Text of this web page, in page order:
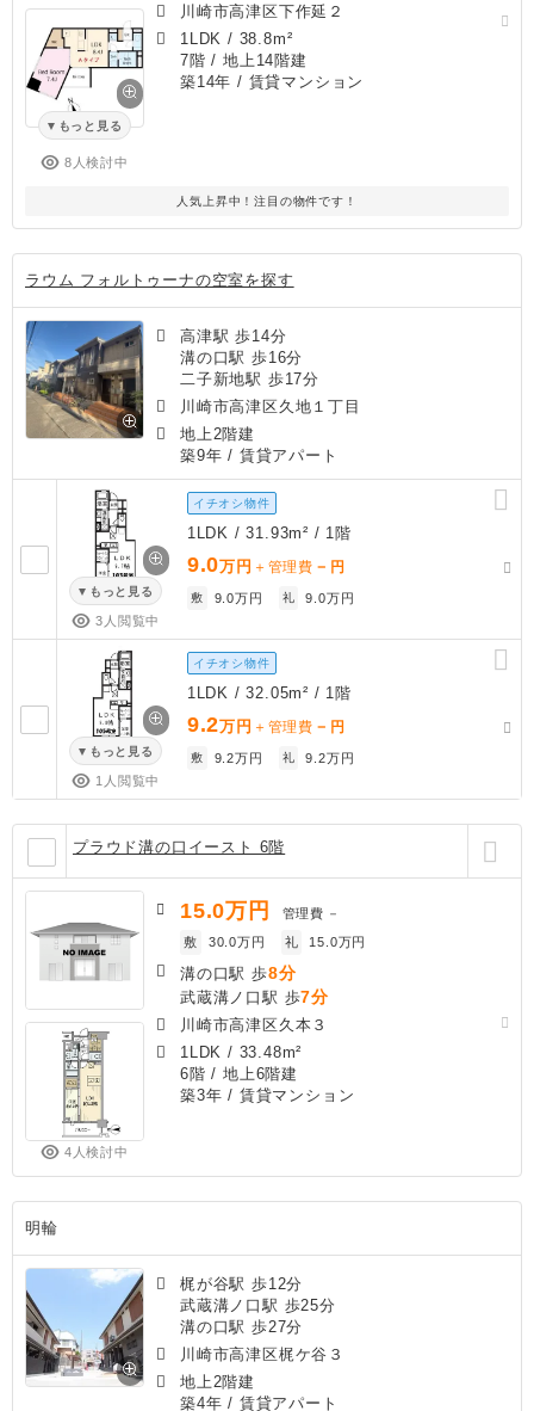
もっと見る
8人検討中
川崎市高津区下作延２
1LDK / 38.8m²
7階 / 地上14階建
築14年 / 賃貸マンション
人気上昇中！注目の物件です！
ラウム フォルトゥーナの空室を探す
高津駅 歩14分
溝の口駅 歩16分
二子新地駅 歩17分
川崎市高津区久地１丁目
地上2階建
築9年 / 賃貸アパート
もっと見る
3人閲覧中
イチオシ物件
1LDK / 31.93m² / 1階
9.0万円 ＋管理費 － 円
敷 9.0万円 礼 9.0万円
もっと見る
1人閲覧中
イチオシ物件
1LDK / 32.05m² / 1階
9.2万円 ＋管理費 － 円
敷 9.2万円 礼 9.2万円
プラウド溝の口イースト 6階
4人検討中
15.0万円 管理費 －
敷
30.0万円 礼 15.0万円
溝の口駅 歩8分
武蔵溝ノ口駅 歩7分
川崎市高津区久本３
1LDK / 33.48m²
6階 / 地上6階建
築3年 / 賃貸マンション
明輪
梶が谷駅 歩12分
武蔵溝ノ口駅 歩25分
溝の口駅 歩27分
川崎市高津区梶ケ谷３
地上2階建
築4年 / 賃貸アパート